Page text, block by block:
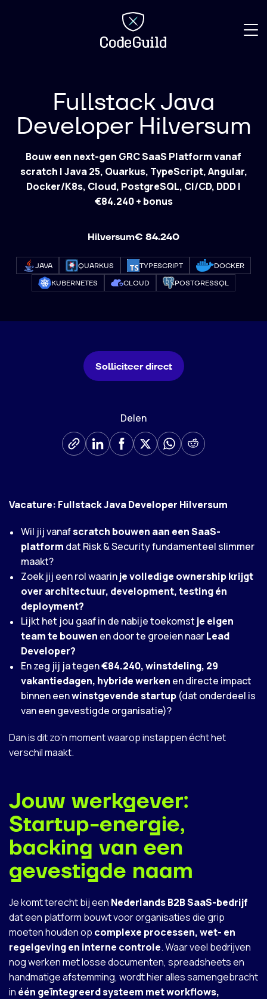
Fullstack Java
Developer Hilversum
Bouw een next-gen GRC SaaS Platform vanaf
scratch | Java 25, Quarkus, TypeScript, Angular,
Docker/K8s, Cloud, PostgreSQL, CI/CD, DDD |
€84.240 + bonus
Hilversum€ 84.240
JAVA QUARKUS TYPESCRIPT
DOCKER
KUBERNETES
CLOUD POSTGRESSQL
Vacature: Fullstack Java Developer Hilversum
Wil jij vanafscratch bouwen aan een SaaS-
platform dat Risk & Security fundamenteel slimmer
maakt?
Zoek jij een rol waarinje volledige ownership krijgt
over architectuur, development, testing én
deployment?
Lijkt het jou gaaf in de nabije toekomst je eigen
team te bouwen en door te groeien naarLead
Developer?
En zeg jij ja tegen€84.240, winstdeling, 29
vakantiedagen, hybride werken en directe impact
binnen eenwinstgevende startup (dat onderdeel is
van een gevestigde organisatie)?
Dan is dit zo’n moment waarop instappen écht het
verschil maakt.
Jouw werkgever:
Startup-energie,
backing van een
gevestigde naam
Je komt terecht bij een Nederlands B2B SaaS-bedrijf
dat een platform bouwt voor organisaties die grip
moeten houden op complexe processen, wet- en
regelgeving en interne controle. Waar veel bedrijven
nog werken met losse documenten, spreadsheets en
handmatige afstemming, wordt hier alles samengebracht
in één geïntegreerd systeem met workflows,
Solliciteer direct
Delen